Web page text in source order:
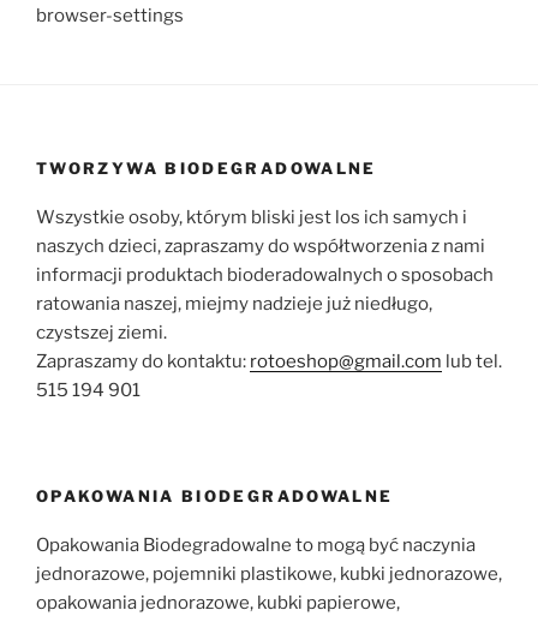
browser-settings
TWORZYWA BIODEGRADOWALNE
Wszystkie osoby, którym bliski jest los ich samych i
naszych dzieci, zapraszamy do współtworzenia z nami
informacji produktach bioderadowalnych o sposobach
ratowania naszej, miejmy nadzieje już niedługo,
czystszej ziemi.
Zapraszamy do kontaktu: rotoeshop@gmail.com lub tel.
515 194 901
OPAKOWANIA BIODEGRADOWALNE
Opakowania Biodegradowalne to mogą być naczynia
jednorazowe, pojemniki plastikowe, kubki jednorazowe,
opakowania jednorazowe, kubki papierowe,